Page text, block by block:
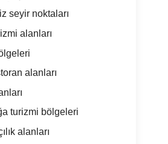
seyir noktaları
alanları
alanları
turizmi bölgeleri
alanları